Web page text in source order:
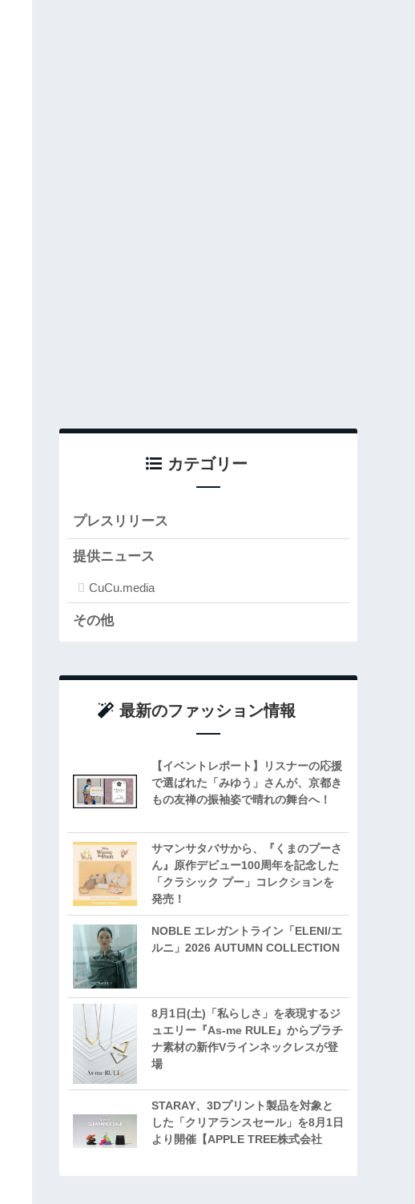
カテゴリー
プレスリリース
提供ニュース
CuCu.media
その他
最新のファッション情報
【イベントレポート】リスナーの応援
で選ばれた「みゆう」さんが、京都き
もの友禅の振袖姿で晴れの舞台へ！
サマンサタバサから、『くまのプーさ
ん』原作デビュー100周年を記念した
「クラシック プー」コレクションを
発売！
NOBLE エレガントライン「ELENI/エ
ルニ」2026 AUTUMN COLLECTION
8月1日(土)「私らしさ」を表現するジ
ュエリー『As-me RULE』からプラチ
ナ素材の新作Vラインネックレスが登
場
STARAY、3Dプリント製品を対象と
した「クリアランスセール」を8月1日
より開催【APPLE TREE株式会社